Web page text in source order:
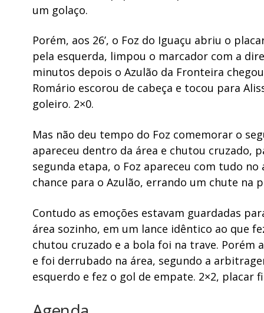
um golaço.
Porém, aos 26’, o Foz do Iguaçu abriu o
pela esquerda, limpou o marcador com a
minutos depois o Azulão da Fronteira
Romário escorou de cabeça e tocou para
goleiro. 2×0.
Mas não deu tempo do Foz comemorar o
apareceu dentro da área e chutou cruzado,
segunda etapa, o Foz apareceu com tudo no
chance para o Azulão, errando um chute na
Contudo as emoções estavam guardadas
área sozinho, em um lance idêntico ao que
chutou cruzado e a bola foi na trave. Porém
e foi derrubado na área, segundo a
esquerdo e fez o gol de empate. 2×2, placar